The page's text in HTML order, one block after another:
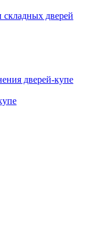
дверей
дверей-купе